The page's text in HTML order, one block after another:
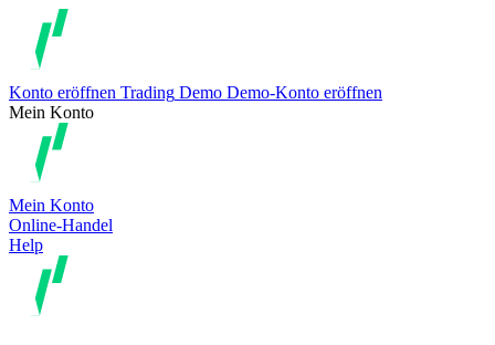
Konto eröffnen Trading Demo Demo-Konto eröffnen
Mein Konto
Mein Konto
Online-Handel
Help